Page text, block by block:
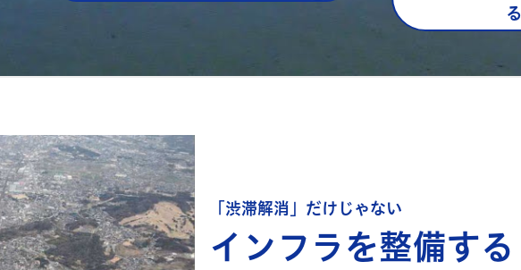
る
「渋滞解消」だけじゃない
インフラを整備する